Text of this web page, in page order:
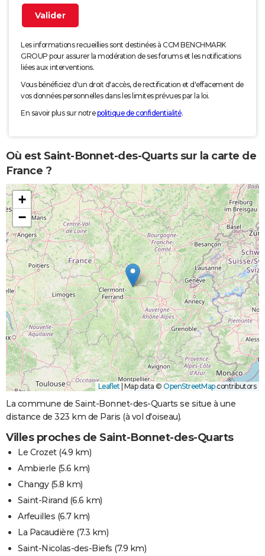
Les informations recueillies sont destinées à CCM BENCHMARK
GROUP pour assurer la modération de ses forums et les notifications
liées aux interventions.
Vous bénéficiez d'un droit d'accès, de rectification et d'effacement de
vos données personnelles dans les limites prévues par la loi.
En savoir plus sur notrepolitique de confidentialité.
Où est Saint-Bonnet-des-Quarts sur la carte de
France ?
+
−
Leaflet Map data © OpenStreetMapcontributors
La commune de Saint-Bonnet-des-Quarts se situe à une
distance de 323 km de Paris (à vol d'oiseau).
Villes proches de Saint-Bonnet-des-Quarts
Le Crozet(4.9 km)
Ambierle (5.6 km)
Changy(5.8 km)
Saint-Rirand (6.6 km)
Arfeuilles (6.7 km)
La Pacaudière (7.3 km)
Saint-Nicolas-des-Biefs (7.9 km)